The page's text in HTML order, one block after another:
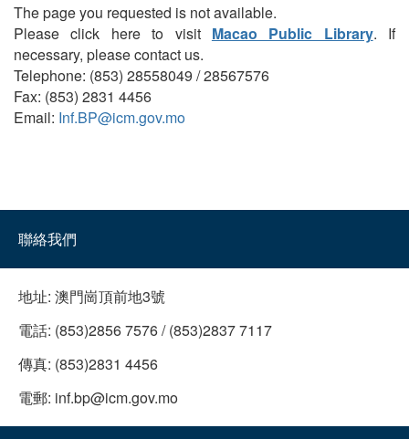
The page you requested is not available.
Please click here to visit Macao Public Library. If
necessary, please contact us.
Telephone: (853) 28558049 / 28567576
Fax: (853) 2831 4456
Email: Inf.BP@icm.gov.mo
聯絡我們
地址: 澳門崗頂前地3號
電話: (853)2856 7576 / (853)2837 7117
傳真: (853)2831 4456
電郵: inf.bp@icm.gov.mo